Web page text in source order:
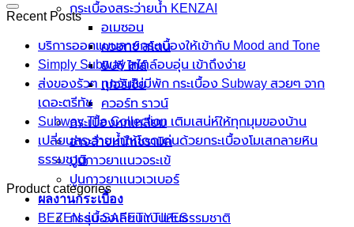
กระเบื้องสระว่ายน้ำ KENZAI
อเมซอน
ควอทซ์ สโตน
ยิปซี ไทล์
เปอร์เซีย
ควอร์ท ราวน์
กระเบื้องหกเหลี่ยม
อ่างล้างหน้าเซรามิค
ปูนกาวยาเเนวจระเข้
ปูนกาวยาเเนวเวเบอร์
ผลงานกระเบื้อง
กระเบื้องเลียนแบบหินธรรมชาติ
Recent Posts
บริการออกแบบลายกระเบื้องให้เข้ากับ Mood and Tone
Simply Subway สไตล์อบอุ่น เข้าถึงง่าย
ส่งของรัวๆ ทุกวันไม่มีพัก กระเบื้อง Subway สวยๆ จาก
เดอะตรีทัช
Subway Tile Collection เติมเสน่ห์ให้ทุกมุมของบ้าน
เปลี่ยนสระว่ายน้ำให้โดดเด่นด้วยกระเบื้องโมเสกลายหิน
ธรรมชาติ
Product categories
BEZEN รุ่น SAFETYTILES